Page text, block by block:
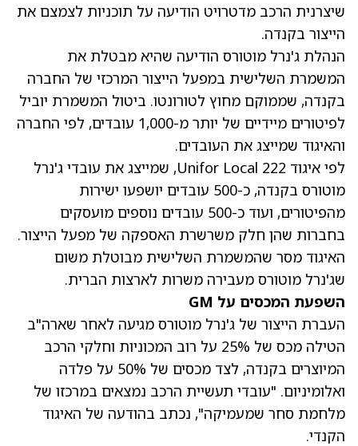
שיצרנית הרכב מדטרויט הודיעה על תוכניות לצמצם את
הייצור בקנדה.
הנהלת ג'נרל מוטורס הודיעה שהיא מבטלת את
המשמרת השלישית במפעל הייצור המרכזי של החברה
בקנדה, שממוקם מחוץ לטורונטו. ביטול המשמרת יוביל
לפיטורים מיידיים של יותר מ-1,000 עובדים, לפי החברה
והאיגוד שמייצג את העובדים.
לפי איגוד Unifor Local 222, שמייצג את עובדי ג'נרל
מוטורס בקנדה, כ-500 עובדים יושפעו ישירות
מהפיטורים, ועוד כ-500 עובדים נוספים מועסקים
בחברות שהן חלק משרשרת האספקה של מפעל הייצור.
האיגוד מסר שהמשמרת השלישית מבוטלת משום
שג'נרל מוטורס מעבירה משרות לארצות הברית.
השפעת המכסים על GM
העברת הייצור של ג'נרל מוטורס מגיעה לאחר שארה"ב
הטילה מכס של 25% על רוב המכוניות וחלקי הרכב
המיוצרים בקנדה, לצד מכסים של 50% על פלדה
ואלומיניום. "עובדי תעשיית הרכב נמצאים במרכזו של
מלחמת סחר שמעמיקה", נכתב בהודעה של האיגוד
הקנדי.